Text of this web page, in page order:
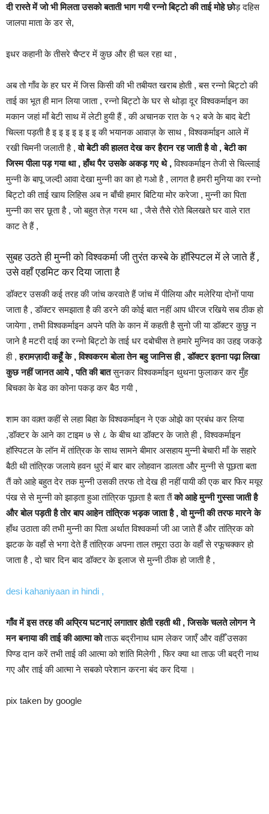
दी रास्ते में जो भी मिलता उसको बताती भाग गयी रन्नो बिट्टो की ताई मोहे छोड़ दहिस
जालपा माता के डर से,
इधर कहानी के तीसरे चैप्टर में कुछ और ही चल रहा था ,
अब तो गाँव के हर घर में जिस किसी की भी तबीयत खराब होती , बस रन्नो बिट्टो की
ताई का भूत ही मान लिया जाता , रन्नो बिट्टो के घर से थोड़ा दूर विश्वकर्माइन का
मकान जहां माँ बेटी साथ में लेटी हुयी हैं , की अचानक रात के १२ बजे के बाद बेटी
चिल्ला पड़ती है इ इ इ इ इ इ इ की भयानक आवाज़ के साथ , विश्वकर्माइन आले में
रखी चिमनी जलाती है ,वो बेटी की हालत देख कर हैरान रह जाती है वो , बेटी का
जिस्म पीला पड़ गया था , हाँथ पैर उसके अकड़ गए थे ,विश्वकर्माइन तेजी से चिल्लाई
मुन्नी के बापू जल्दी आवा देखा मुन्नी का का हो गओ है , लागत है हमरी मुनिया का रन्नो
बिट्टो की ताई खाय लिहिस अब न बाँची हमार बिटिया मोर करेजा , मुन्नी का पिता
मुन्नी का सर छूता है , जो बहुत तेज़ गरम था , जैसे तैसे रोते बिलखते घर वाले रात
काट ते हैं ,
सुबह उठते ही मुन्नी को विश्वकर्मा जी तुरंत कस्बे के हॉस्पिटल में ले जाते हैं ,
उसे वहाँ एडमिट कर दिया जाता है
डॉक्टर उसकी कई तरह की जांच करवाते हैं जांच में पीलिया और मलेरिया दोनों पाया
जाता है , डॉक्टर समझाता है की डरने की कोई बात नहीं आप धीरज रखिये सब ठीक हो
जायेगा , तभी विश्वकर्माइन अपने पति के कान में कहती है सुनो जी या डॉक्टर कुछु न
जाने है मटरी दाई का रन्नो बिट्टो के ताई धर दबोचीस ते हमारे मुन्निव का उहइ जकड़े
ही ,हरामज़ादी कहूँ के , विश्वकरम बोला तेन बहु जानिस ही , डॉक्टर इतना पढ़ा लिखा
कुछ नहीं जानत आये , पति की बातसुनकर विश्वकर्माइन थुथना फुलाकर कर मुँह
बिचका के बेड का कोना पकड़ कर बैठ गयी ,
शाम का वक़्त कहीं से लहा बिहा के विश्वकर्माइन ने एक ओझे का प्रबंध कर लिया
,डॉक्टर के आने का टाइम ७ से ८ के बीच था डॉक्टर के जाते ही , विश्वकर्माइन
हॉस्पिटल के लॉन में तांत्रिक के साथ सामने बीमार असहाय मुन्नी बेचारी माँ के सहारे
बैठी थी तांत्रिक जलाये हवन धुएं में बार बार लोहवान डालता और मुन्नी से पूछता बता
तैं को आहे बहुत देर तक मुन्नी उसकी तरफ तो देख ही नहीं पायी की एक बार फिर मयूर
पंख से से मुन्नी को झाड़ता हुआ तांत्रिक पूछता है बता तैंको आहे मुन्नी गुस्सा जाती है
और बोल पड़ती है तोर बाप आहेन तांत्रिक भड़क जाता है , वो मुन्नी की तरफ मारने के
हाँथ उठाता की तभी मुन्नी का पिता अर्थात विश्वकर्मा जी आ जाते हैं और तांत्रिक को
झटक के वहाँ से भगा देते हैं तांत्रिक अपना ताल तमूरा उठा के वहाँ से रफूचक्कर हो
जाता है , दो चार दिन बाद डॉक्टर के इलाज से मुन्नी ठीक हो जाती है ,
desi kahaniyaan in hindi ,
गाँव में इस तरह की अप्रिय घटनाएं लगातार होती रहती थी , जिसके चलते लोगन ने
मन बनाया की ताई की आत्मा कोताऊ बद्रीनाथ धाम लेकर जाएँ और वहीँ उसका
पिण्ड दान करें तभी ताई की आत्मा को शांति मिलेगी , फिर क्या था ताऊ जी बद्री नाथ
गए और ताई की आत्मा ने सबको परेशान करना बंद कर दिया ।
pix taken by google